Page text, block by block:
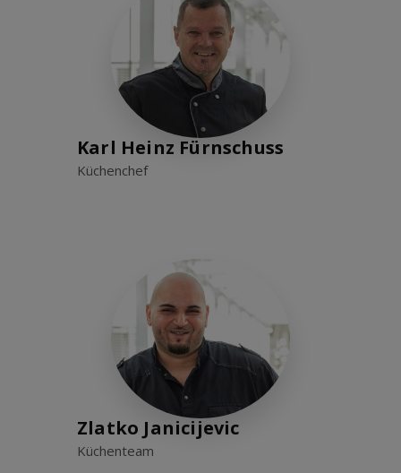
Karl Heinz Fürnschuss
Küchenchef
Zlatko Janicijevic
Küchenteam